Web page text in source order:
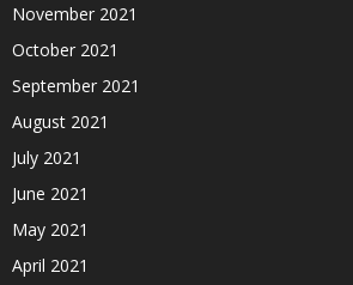
November 2021
October 2021
September 2021
August 2021
July 2021
June 2021
May 2021
April 2021